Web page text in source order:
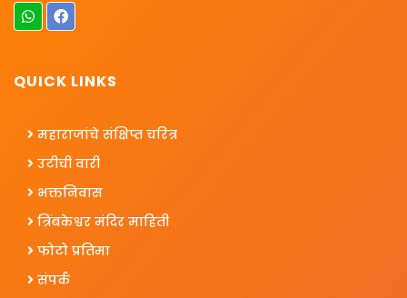
QUICK LINKS
महाराजांचे संक्षिप्त चरित्र
उटीची वारी
भक्तनिवास
त्रिंबकेश्वर मंदिर माहिती
फोटो प्रतिमा
संपर्क